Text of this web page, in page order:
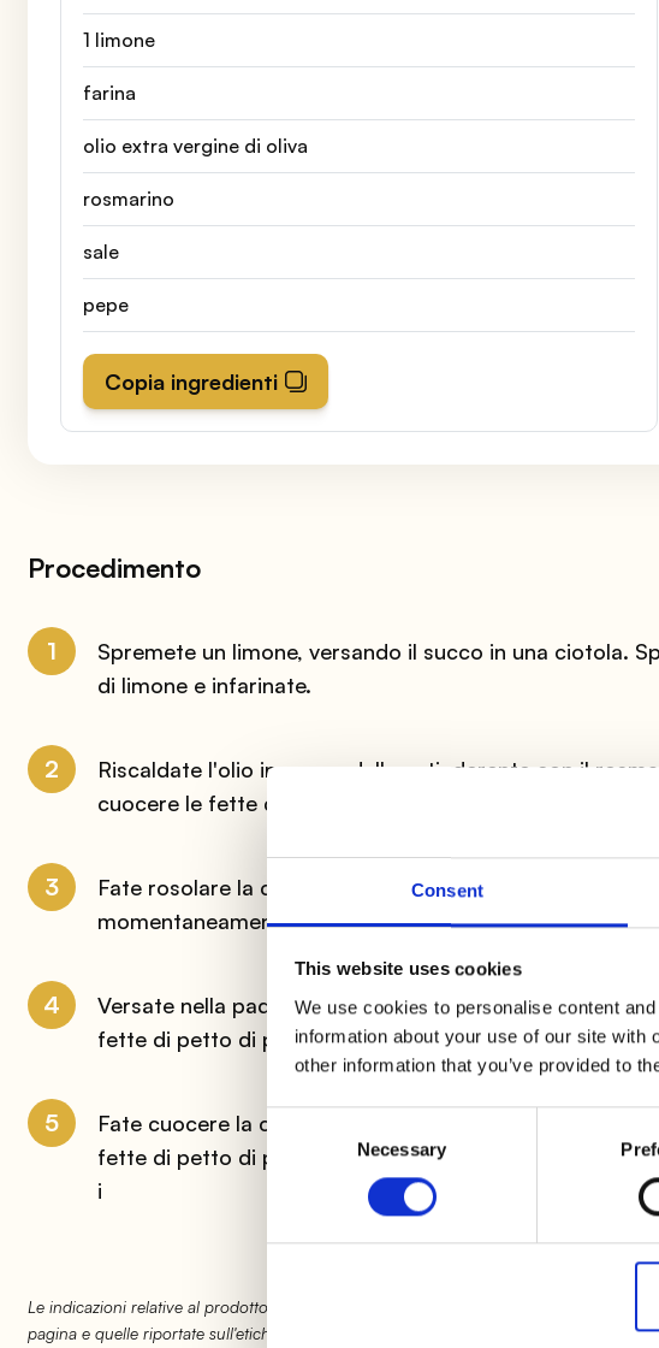
Consent
This website uses cookies
We use cookies to personalise content
information about your use of our site
other information that you’ve provided to
Consent
Necessary
1 limone
farina
olio extra vergine di oliva
rosmarino
sale
pepe
Copia ingredienti
Procedimento
1
Spremete un limone, versando il succo in una ciotola.
di limone e infarinate.
2
Riscaldate l'olio in una padella antiaderente con il
cuocere le fette di petto di pollo infarinate.
3
Fate rosolare la carne per qualche minuto per ogni
momentaneamente la carne in un piatto.
4
Versate nella padella il succo di limone e la farina.
fette di petto di pollo in padella.
5
Fate cuocere la carne per un altro paio di minuti,
fette di petto di pollo al limone con l'accompagnamento
i
Le indicazioni relative al prodotto potrebbero subire delle modifiche causando
pagina e quelle riportate sull'etichetta del prodotto. Vi invitiamo quindi a verificare e